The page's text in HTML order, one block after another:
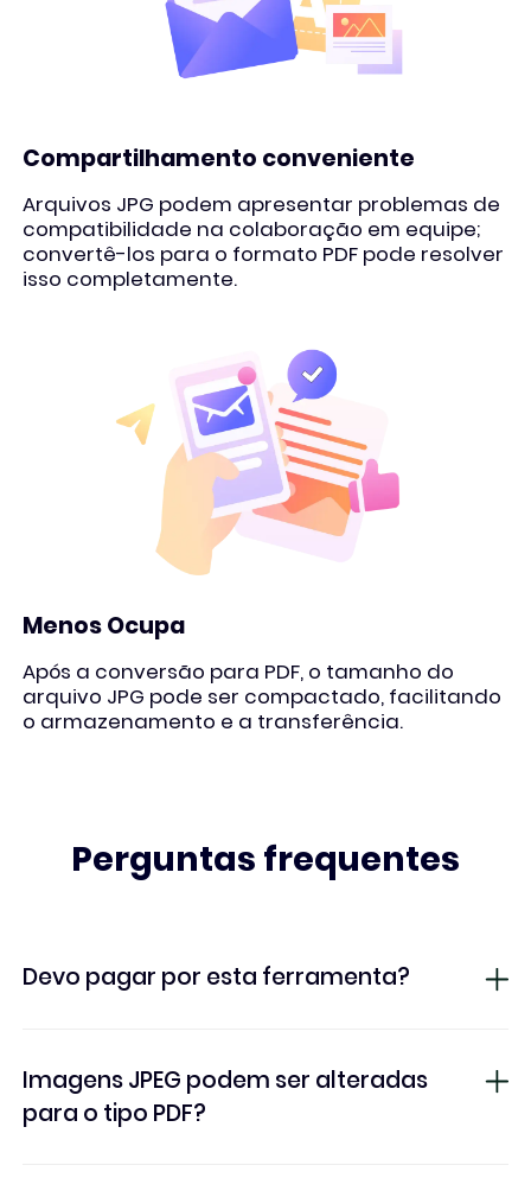
Compartilhamento conveniente
Arquivos JPG podem apresentar problemas de
compatibilidade na colaboração em equipe;
convertê-los para o formato PDF pode resolver
isso completamente.
Menos Ocupa
Após a conversão para PDF, o tamanho do
arquivo JPG pode ser compactado, facilitando
o armazenamento e a transferência.
Perguntas frequentes
Devo pagar por esta ferramenta?
Imagens JPEG podem ser alteradas
para o tipo PDF?